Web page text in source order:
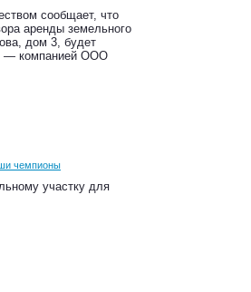
сообщает, что
аренды земельного
дом 3, будет
— компанией ООО
чемпионы
участку для